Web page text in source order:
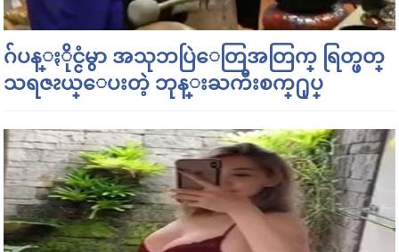
ဂ်ပန္ႏိုင္ငံမွာ အသုဘပြဲေတြအတြက္ ရြတ္ဖတ္
သရဇၩယ္ေပးတဲ့ ဘုန္းႀကီးစက္႐ုပ္